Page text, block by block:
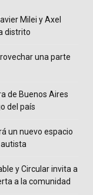
Milei y Axel
distrito
una parte
de Buenos Aires
del país
un nuevo espacio
y Circular invita a
a la comunidad